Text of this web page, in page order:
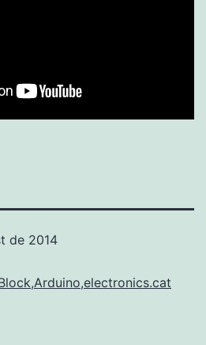
de 2014
,Arduino,electronics.cat